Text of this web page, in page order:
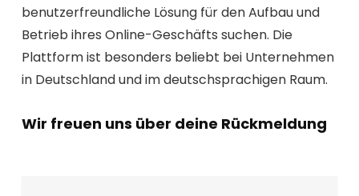
benutzerfreundliche Lösung für den Aufbau und
Betrieb ihres Online-Geschäfts suchen. Die
Plattform ist besonders beliebt bei Unternehmen
in Deutschland und im deutschsprachigen Raum.
Wir freuen uns über deine Rückmeldung